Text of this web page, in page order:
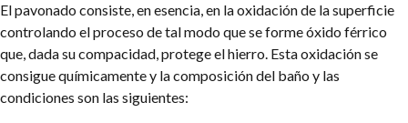
El pavonado consiste, en esencia, en la oxidación de la superficie
controlando el proceso de tal modo que se forme óxido férrico
que, dada su compacidad, protege el hierro. Esta oxidación se
consigue químicamente y la composición del baño y las
condiciones son las siguientes: